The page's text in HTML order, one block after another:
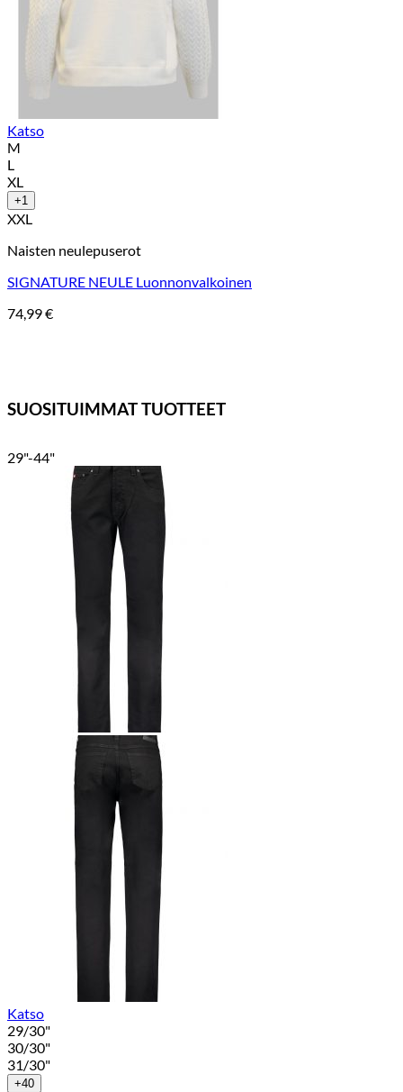
Katso
M
L
XL
+1
XXL
Naisten neulepuserot
SIGNATURE NEULE Luonnonvalkoinen
74,99€
SUOSITUIMMAT TUOTTEET
29"-44"
Katso
29/30"
30/30"
31/30"
+40